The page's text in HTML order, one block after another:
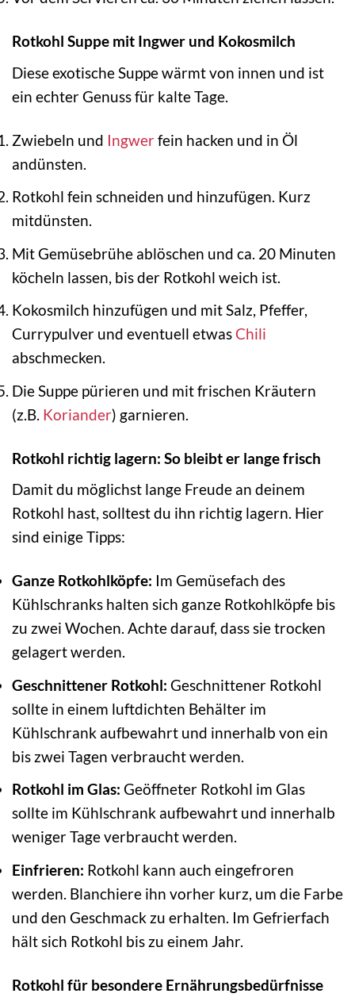
Rotkohl Suppe mit Ingwer und Kokosmilch
Diese exotische Suppe wärmt von innen und ist
ein echter Genuss für kalte Tage.
Zwiebeln und Ingwerfein hacken und in Öl
andünsten.
Rotkohl fein schneiden und hinzufügen. Kurz
mitdünsten.
Mit Gemüsebrühe ablöschen und ca. 20 Minuten
köcheln lassen, bis der Rotkohl weich ist.
Kokosmilch hinzufügen und mit Salz, Pfeffer,
Currypulver und eventuell etwas Chili
abschmecken.
Die Suppe pürieren und mit frischen Kräutern
(z.B. Koriander) garnieren.
Rotkohl richtig lagern: So bleibt er lange frisch
Damit du möglichst lange Freude an deinem
Rotkohl hast, solltest du ihn richtig lagern. Hier
sind einige Tipps:
Ganze Rotkohlköpfe: Im Gemüsefach des
Kühlschranks halten sich ganze Rotkohlköpfe bis
zu zwei Wochen. Achte darauf, dass sie trocken
gelagert werden.
Geschnittener Rotkohl: Geschnittener Rotkohl
sollte in einem luftdichten Behälter im
Kühlschrank aufbewahrt und innerhalb von ein
bis zwei Tagen verbraucht werden.
Rotkohl im Glas: Geöffneter Rotkohl im Glas
sollte im Kühlschrank aufbewahrt und innerhalb
weniger Tage verbraucht werden.
Einfrieren: Rotkohl kann auch eingefroren
werden. Blanchiere ihn vorher kurz, um die Farbe
und den Geschmack zu erhalten. Im Gefrierfach
hält sich Rotkohl bis zu einem Jahr.
Rotkohl für besondere Ernährungsbedürfnisse